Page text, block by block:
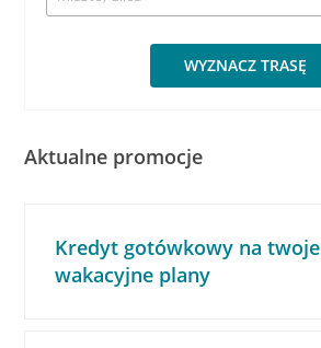
WYZNACZ TRASĘ
Aktualne promocje
Kredyt gotówkowy na twoje
wakacyjne plany